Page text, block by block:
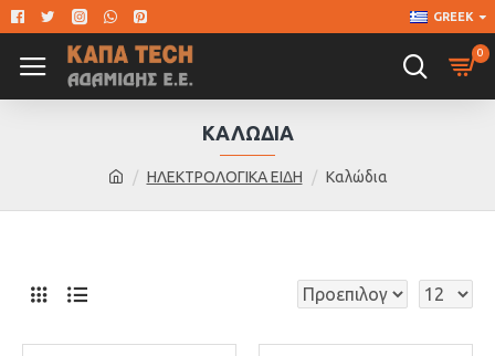
GREEK
0
ΗΛΕΚΤΡΟΛΟΓΙΚΑ ΕΙΔΗ Καλώδια
ΚΑΛΏΔΙΑ